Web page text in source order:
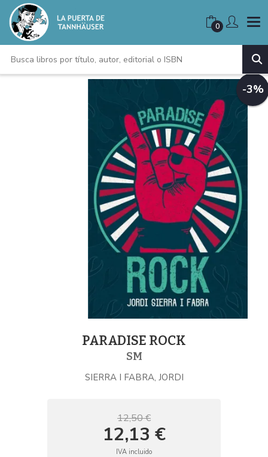
0
-3%
PARADISE ROCK
SM
SIERRA I FABRA, JORDI
12,50 €
12,13 €
IVA incluido